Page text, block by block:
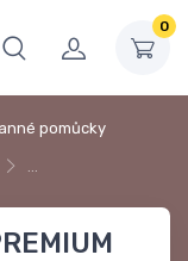
0
pomůcky
…